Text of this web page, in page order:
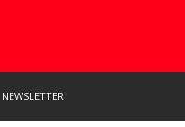
NEWSLETTER